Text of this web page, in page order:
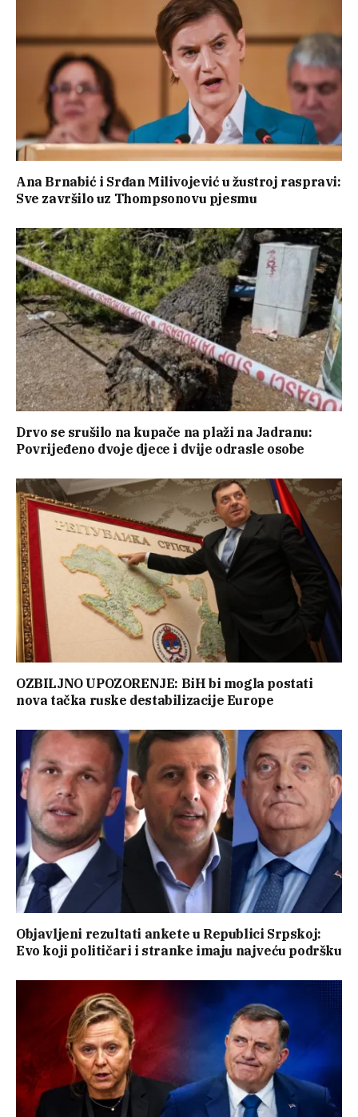
Ana Brnabić i Srđan Milivojević u žustroj raspravi:
Sve završilo uz Thompsonovu pjesmu
Drvo se srušilo na kupače na plaži na Jadranu:
Povrijeđeno dvoje djece i dvije odrasle osobe
OZBILJNO UPOZORENJE: BiH bi mogla postati
nova tačka ruske destabilizacije Europe
Objavljeni rezultati ankete u Republici Srpskoj:
Evo koji političari i stranke imaju najveću podršku